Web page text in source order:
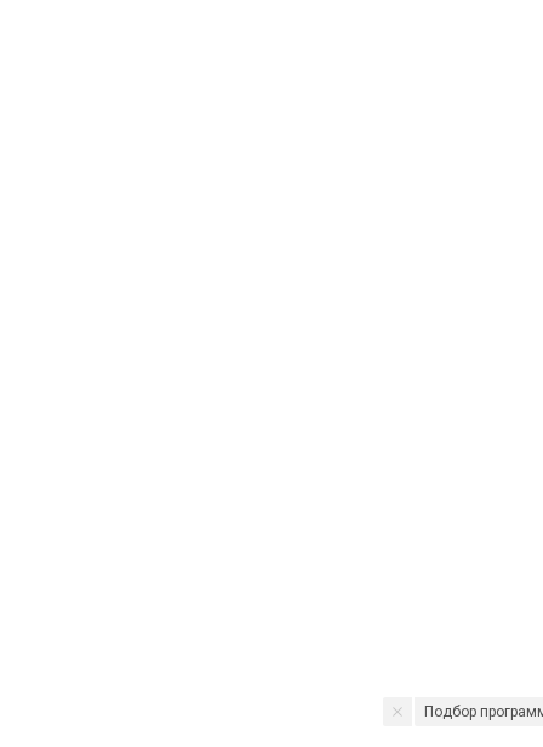
Подбор